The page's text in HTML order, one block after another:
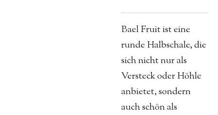
Bael Fruit ist eine
runde Halbschale, die
sich nicht nur als
Versteck oder Höhle
anbietet, sondern
auch schön als